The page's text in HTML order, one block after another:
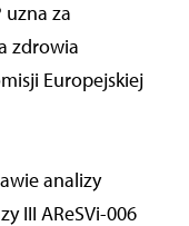
za
zdrowia
Europejskiej
analizy
III AReSVi-006